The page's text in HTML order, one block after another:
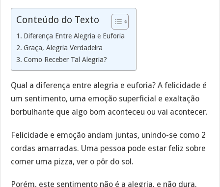
Conteúdo do Texto
Diferença Entre Alegria e Euforia
Graça, Alegria Verdadeira
Como Receber Tal Alegria?
Qual a diferença entre alegria e euforia? A felicidade é
um sentimento, uma emoção superficial e exaltação
borbulhante que algo bom aconteceu ou vai acontecer.
Felicidade e emoção andam juntas, unindo-se como 2
cordas amarradas. Uma pessoa pode estar feliz sobre
comer uma pizza, ver o pôr do sol.
Porém, este sentimento não é a alegria, e não dura.